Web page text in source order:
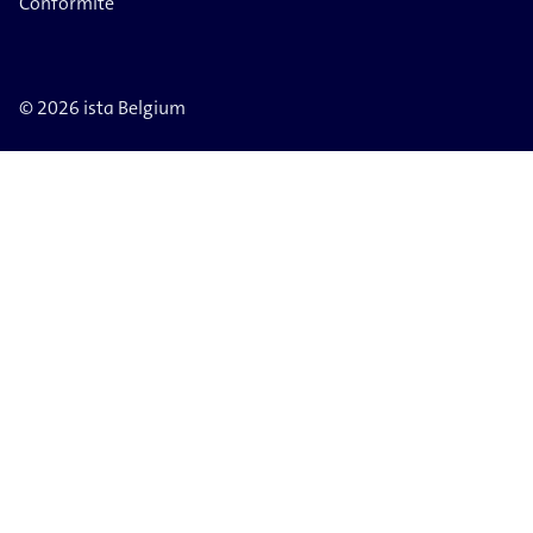
© 2026 ista Belgium